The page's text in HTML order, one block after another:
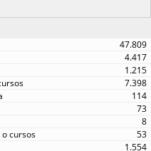
47.809
4.417
1.215
7.398
114
73
8
53
1.554